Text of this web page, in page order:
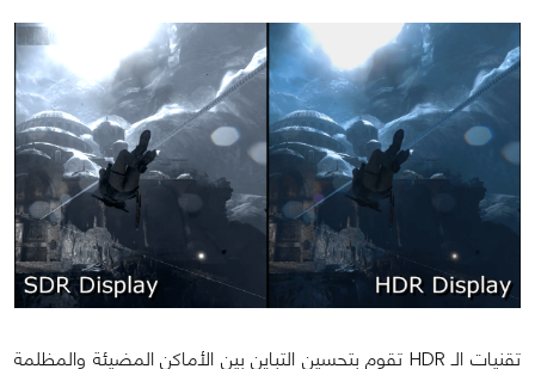
تقنيات الـ HDR تقوم بتحسين التباين بين الأماكن المضيئة والمظلمة